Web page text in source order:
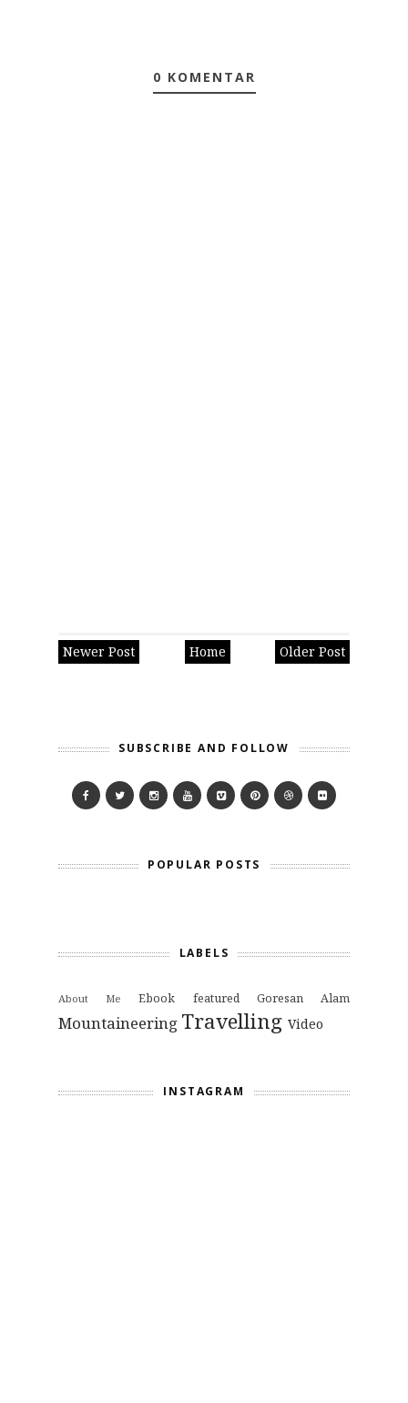
0 KOMENTAR
Newer Post Older Post
Home
SUBSCRIBE AND FOLLOW
POPULAR POSTS
LABELS
About Me Ebook featured Goresan Alam
Mountaineering Travelling Video
INSTAGRAM